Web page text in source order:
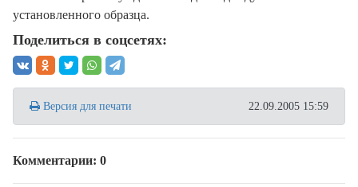
установленного образца.
Поделиться в соцсетях:
Версия для печати 22.09.2005 15:59
Комментарии: 0